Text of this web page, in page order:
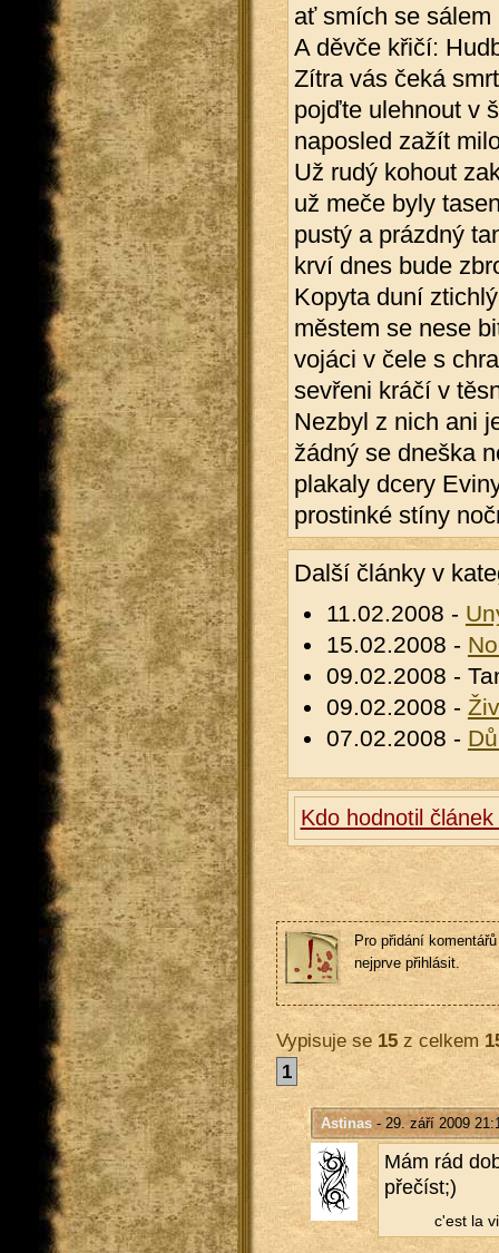
ať smích se sálem
A děvče křičí:
Zítra vás čeká
pojďte ulehnout v
naposled zažít
Už rudý kohout
už meče byly
pustý a prázdný
krví dnes bude
Kopyta duní
městem se nese
vojáci v čele s
sevřeni kráčí v
Nezbyl z nich ani
žádný se dneška
plakaly dcery
prostinké stíny
Další články v
11.02.2008 -
15.02.2008 -
09.02.2008 -
09.02.2008 -
07.02.2008 -
Kdo hodnotil
Pro přidání
nejprve přihlásit.
Vypisuje se 15z celkem
1
Astinas- 29. září 2009
Mám rád
pře­číst;)
c'est la